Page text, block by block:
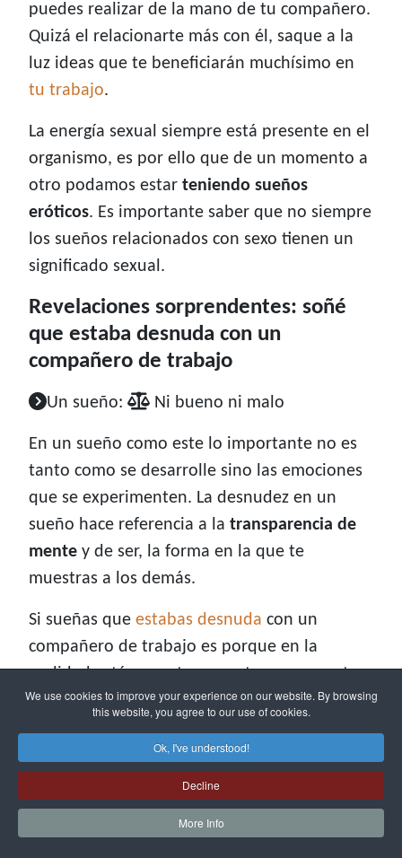
We use cookies to improve your experience on our website. By browsing
this website, you agree to our use of cookies.
Ok, I've understood!
Decline
More Info
puedes realizar de la mano de tu compañero.
Quizá el relacionarte más con él, saque a la
luz ideas que te beneficiarán muchísimo en
tu trabajo.
La energía sexual siempre está presente en el
organismo, es por ello que de un momento a
otro podamos estar teniendo sueños
eróticos. Es importante saber que no siempre
los sueños relacionados con sexo tienen un
significado sexual.
Revelaciones sorprendentes: soñé
que estaba desnuda con un
compañero de trabajo
Un sueño: Ni bueno ni malo
En un sueño como este lo importante no es
tanto como se desarrolle sino las emociones
que se experimenten. La desnudez en un
sueño hace referencia a la transparencia de
mente y de ser, la forma en la que te
muestras a los demás.
Si sueñas que estabas desnuda con un
compañero de trabajo es porque en la
realidad estás a gusto con esta persona y te
has estado mostrando tal cual eres. Pero si
quizá es lo que sientas en la realidad, aunque
tu inconsciente te esté diciendo que
que temer.